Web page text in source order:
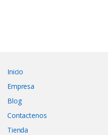
Inicio
Empresa
Blog
Contactenos
Tienda